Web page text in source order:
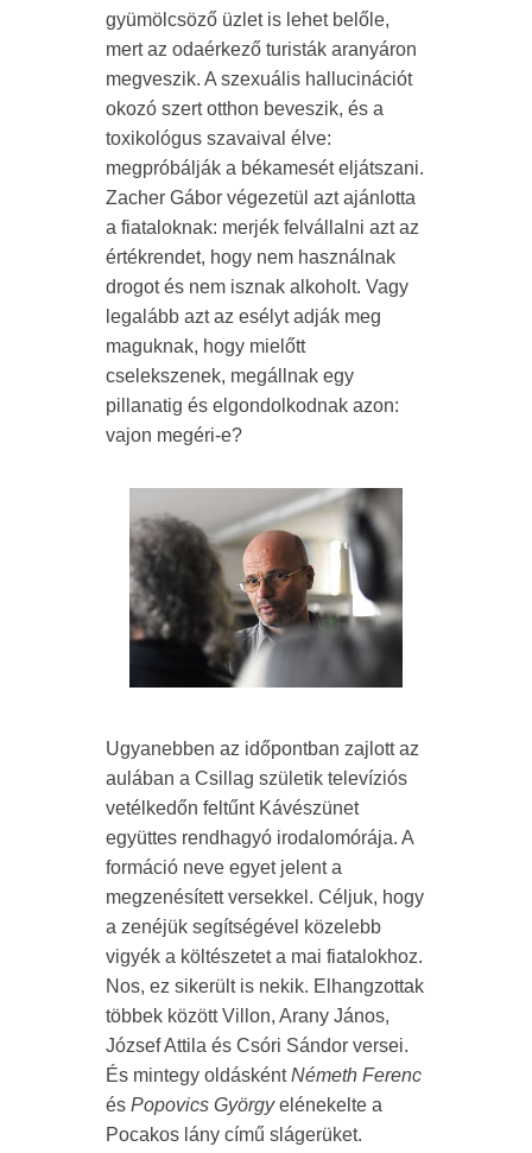
gyümölcsöző üzlet is lehet belőle,
mert az odaérkező turisták aranyáron
megveszik. A szexuális hallucinációt
okozó szert otthon beveszik, és a
toxikológus szavaival élve:
megpróbálják a békamesét eljátszani.
Zacher Gábor végezetül azt ajánlotta
a fiataloknak: merjék felvállalni azt az
értékrendet, hogy nem használnak
drogot és nem isznak alkoholt. Vagy
legalább azt az esélyt adják meg
maguknak, hogy mielőtt
cselekszenek, megállnak egy
pillanatig és elgondolkodnak azon:
vajon megéri-e?
Ugyanebben az időpontban zajlott az
aulában a Csillag születik televíziós
vetélkedőn feltűnt Kávészünet
együttes rendhagyó irodalomórája. A
formáció neve egyet jelent a
megzenésített versekkel. Céljuk, hogy
a zenéjük segítségével közelebb
vigyék a költészetet a mai fiatalokhoz.
Nos, ez sikerült is nekik. Elhangzottak
többek között Villon, Arany János,
József Attila és Csóri Sándor versei.
És mintegy oldáskéntNémeth Ferenc
és Popovics Györgyelénekelte a
Pocakos lány című slágerüket.